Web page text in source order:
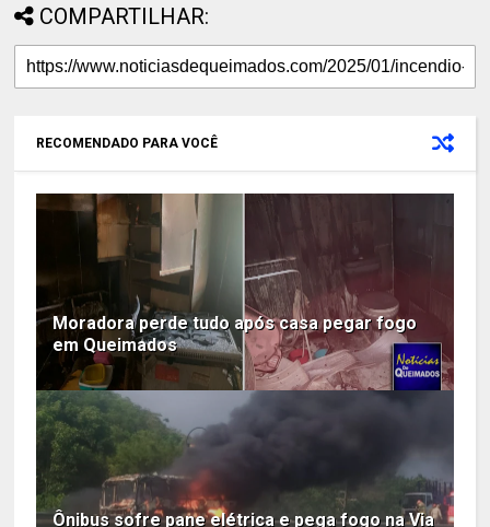
COMPARTILHAR:
RECOMENDADO PARA VOCÊ
Moradora perde tudo após casa pegar fogo
em Queimados
Ônibus sofre pane elétrica e pega fogo na Via